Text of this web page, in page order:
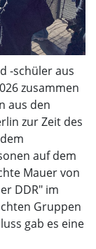
-schüler aus
zusammen
aus den
zur Zeit des
auf dem
Mauer von
DDR" im
Gruppen
gab es eine